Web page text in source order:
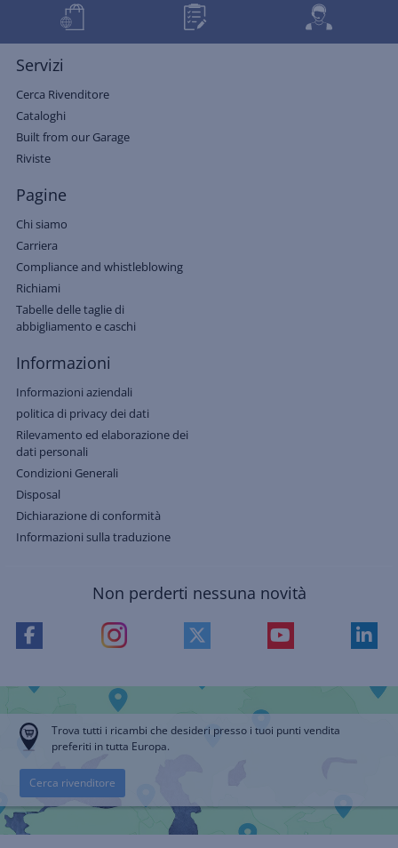
Servizi
Cerca Rivenditore
Cataloghi
Built from our Garage
Riviste
Pagine
Chi siamo
Carriera
Compliance and whistleblowing
Richiami
Tabelle delle taglie di
abbigliamento e caschi
Informazioni
Informazioni aziendali
politica di privacy dei dati
Rilevamento ed elaborazione dei
dati personali
Condizioni Generali
Disposal
Dichiarazione di conformità
Informazioni sulla traduzione
Non perderti nessuna novità
Trova tutti i ricambi che desideri presso i tuoi punti vendita
preferiti in tutta Europa.
Cerca rivenditore